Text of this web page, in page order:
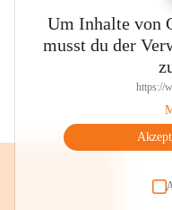
Um Inhalte von
musst du der
https://